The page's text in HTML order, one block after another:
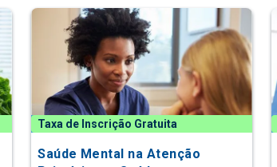
Taxa de Inscrição Gratuita
Saúde Mental na Atenção